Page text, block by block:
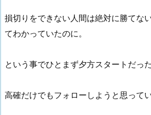
損切りをできない人間は絶対に勝てな
てわかっていたのに。
という事でひとまず夕方スタートだっ
高確だけでもフォローしようと思って